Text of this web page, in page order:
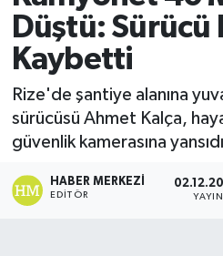
Düştü: Sürücü
Kaybetti
Rize'de şantiye alanına
sürücüsü Ahmet Kalça,
güvenlik kamerasına
HABER MERKEZI
EDITÖR